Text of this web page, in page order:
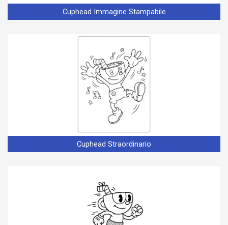
Cuphead Immagine Stampabile
Cuphead Straordinario